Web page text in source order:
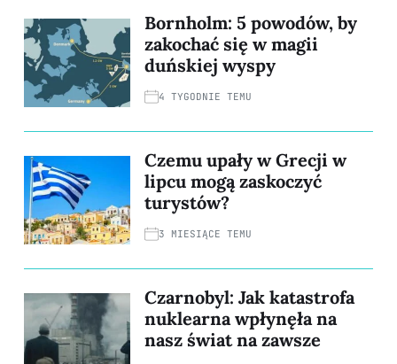
Bornholm: 5 powodów, by
zakochać się w magii
duńskiej wyspy
4 TYGODNIE TEMU
Czemu upały w Grecji w
lipcu mogą zaskoczyć
turystów?
3 MIESIĄCE TEMU
Czarnobyl: Jak katastrofa
nuklearna wpłynęła na
nasz świat na zawsze